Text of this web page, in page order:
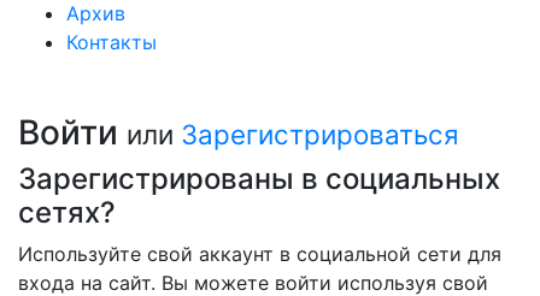
Архив
Контакты
Войти или Зарегистрироваться
Зарегистрированы в социальных
сетях?
Используйте свой аккаунт в социальной сети для
входа на сайт. Вы можете войти используя свой